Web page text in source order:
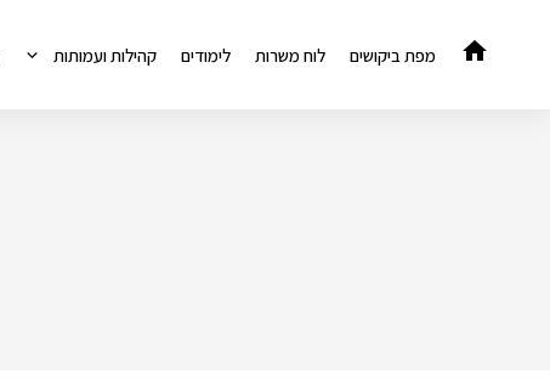
מפת ביקושים לוח משרות לימודים קהילות ועמותות